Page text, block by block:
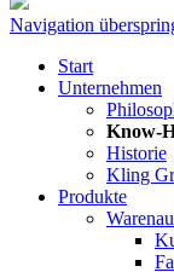
Navigation
Start
Unternehmen
Know-
Historie
Kling
Produkte